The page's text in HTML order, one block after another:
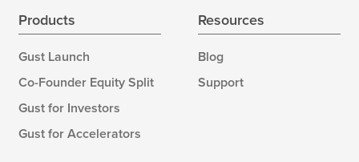
Products
Gust Launch
Co-Founder Equity Split
Gust for Investors
Gust for Accelerators
Resources
Blog
Support